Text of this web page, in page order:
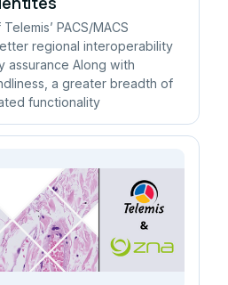
PACS/MACS
regional interoperability
assurance Along with
a greater breadth of
functionality